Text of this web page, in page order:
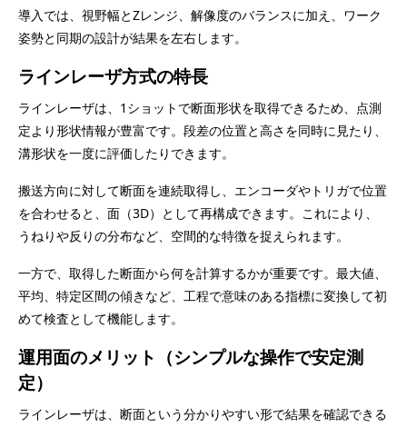
導入では、視野幅とZレンジ、解像度のバランスに加え、ワーク
姿勢と同期の設計が結果を左右します。
ラインレーザ方式の特長
ラインレーザは、1ショットで断面形状を取得できるため、点測
定より形状情報が豊富です。段差の位置と高さを同時に見たり、
溝形状を一度に評価したりできます。
搬送方向に対して断面を連続取得し、エンコーダやトリガで位置
を合わせると、面（3D）として再構成できます。これにより、
うねりや反りの分布など、空間的な特徴を捉えられます。
一方で、取得した断面から何を計算するかが重要です。最大値、
平均、特定区間の傾きなど、工程で意味のある指標に変換して初
めて検査として機能します。
運用面のメリット（シンプルな操作で安定測
定）
ラインレーザは、断面という分かりやすい形で結果を確認できる